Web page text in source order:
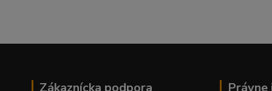
Zákaznícka podpora